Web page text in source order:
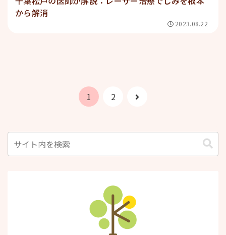
から解消
2023.08.22
1 2
次